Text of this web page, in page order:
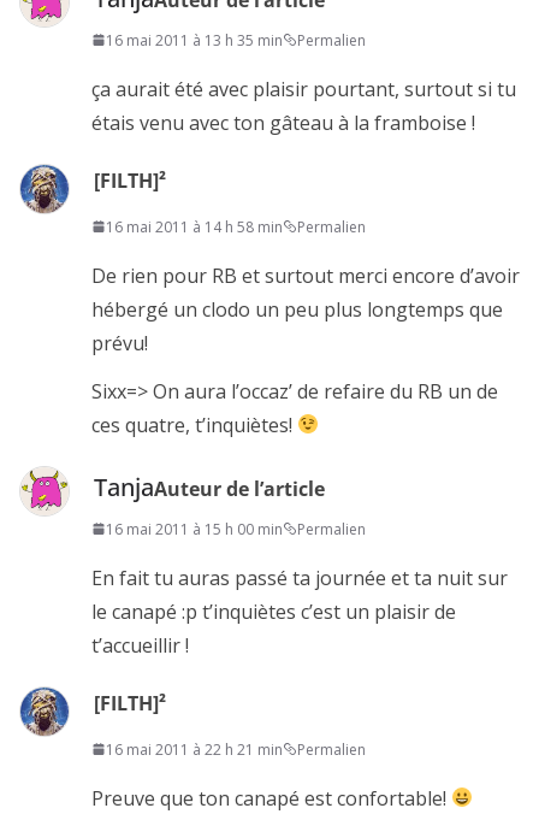
16 mai 2011 à 13 h 35 min Permalien
ça aurait été avec plaisir pourtant, surtout si tu
étais venu avec ton gâteau à la framboise !
[FILTH]²
16 mai 2011 à 14 h 58 min Permalien
De rien pour RB et surtout merci encore d’avoir
hébergé un clodo un peu plus longtemps que
prévu!
Sixx=> On aura l’occaz’ de refaire du RB un de
ces quatre, t’inquiètes!
TanjaAuteur de l’article
16 mai 2011 à 15 h 00 min Permalien
En fait tu auras passé ta journée et ta nuit sur
le canapé :p t’inquiètes c’est un plaisir de
t’accueillir !
[FILTH]²
16 mai 2011 à 22 h 21 min Permalien
Preuve que ton canapé est confortable!